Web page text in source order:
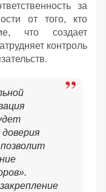
за
от того, кто
что создает
контроль